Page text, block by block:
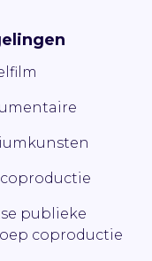
coproductie
publieke
coproductie